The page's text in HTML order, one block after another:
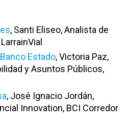
, Santi Eliseo, Analista de
Estado, Victoria Paz,
y Asuntos Públicos,
, José Ignacio Jordán,
Innovation, BCI Corredor